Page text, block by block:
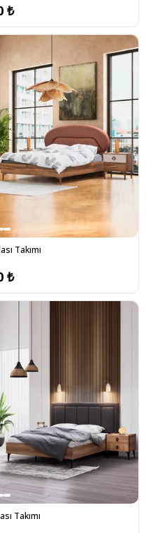
₺
Takımı
₺
Takımı